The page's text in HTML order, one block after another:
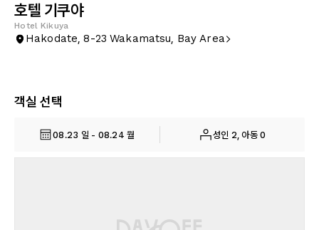
호텔 기쿠야
Hotel Kikuya
Hakodate, 8-23 Wakamatsu, Bay Area
객실 선택
08.23 일 - 08.24 월 성인 2, 아동 0